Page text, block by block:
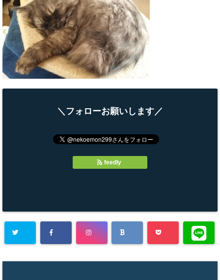
＼フォローお願いします／
feedly